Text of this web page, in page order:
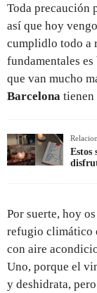
Toda precaución
así que hoy
cumplidlo todo a
fundamentales es
que van mucho
Barcelona tienen
Estos
Por suerte, hoy
refugio climático
con aire
Uno, porque el
y deshidrata,